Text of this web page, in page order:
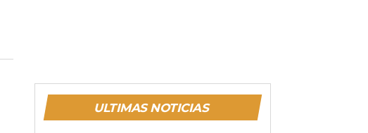
ULTIMAS NOTICIAS